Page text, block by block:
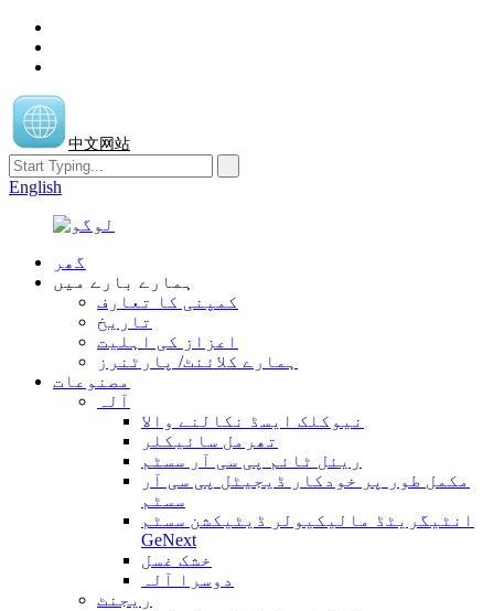
中文网站
English
گھر
ہمارے بارے میں
کمپنی کا تعارف
تاریخ
اعزاز کی اہلیت
ہمارے کلائنٹ/ پارٹنرز
مصنوعات
آلہ
نیوکلک ایسڈ نکالنے والا
تھرمل سائیکلر
ریئل ٹائم پی سی آر سسٹم
مکمل طور پر خودکار ڈیجیٹل پی سی آر
سسٹم
انٹیگریٹڈ مالیکیولر ڈیٹیکشن سسٹم
GeNext
خشک غسل
دوسرا آلہ
ریجنٹ